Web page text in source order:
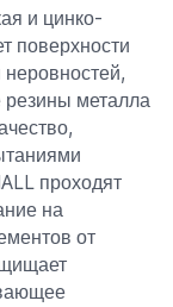
и цинко-
поверхности
неровностей,
резины металла
проходят
на
от